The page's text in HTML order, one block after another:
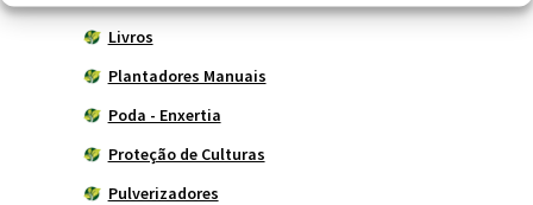
Livros
Plantadores Manuais
Poda - Enxertia
Proteção de Culturas
Pulverizadores